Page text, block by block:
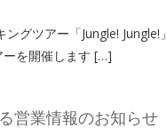
グツアー「Jungle!
ーを開催します […]
営業情報のお知らせ